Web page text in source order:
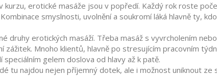
kurzu, erotické masáže jsou v popředí. Každý rok roste
smyslnosti, uvolnění a soukromí láká hlavně ty,
druhy erotických masáží. Třeba masáž s vyvrcholením
zážitek. Mnoho klientů, hlavně po stresujícím pracovním
gelem doslova od hlavy až k patě.
tu najdou nejen příjemný dotek, ale i možnost uniknout ze